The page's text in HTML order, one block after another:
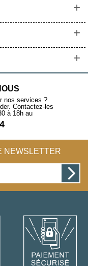
+
+
+
nos services ?
Contactez-les
à 18h au
NEWSLETTER